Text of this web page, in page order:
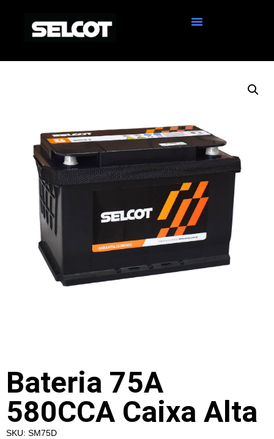
Bateria 75A
580CCA Caixa Alta
SKU: SM75D